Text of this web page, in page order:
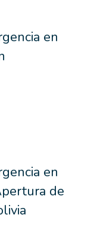
en
en
de